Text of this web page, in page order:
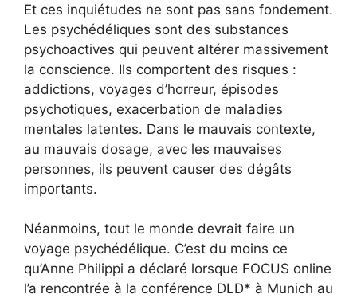
Et ces inquiétudes ne sont pas sans fondement.
Les psychédéliques sont des substances
psychoactives qui peuvent altérer massivement
la conscience. Ils comportent des risques :
addictions, voyages d’horreur, épisodes
psychotiques, exacerbation de maladies
mentales latentes. Dans le mauvais contexte,
au mauvais dosage, avec les mauvaises
personnes, ils peuvent causer des dégâts
importants.
Néanmoins, tout le monde devrait faire un
voyage psychédélique. C’est du moins ce
qu’Anne Philippi a déclaré lorsque FOCUS online
l’a rencontrée à la conférence DLD* à Munich au